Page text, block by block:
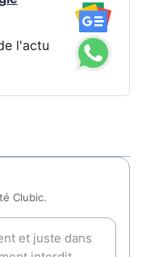
l'actu
Clubic.